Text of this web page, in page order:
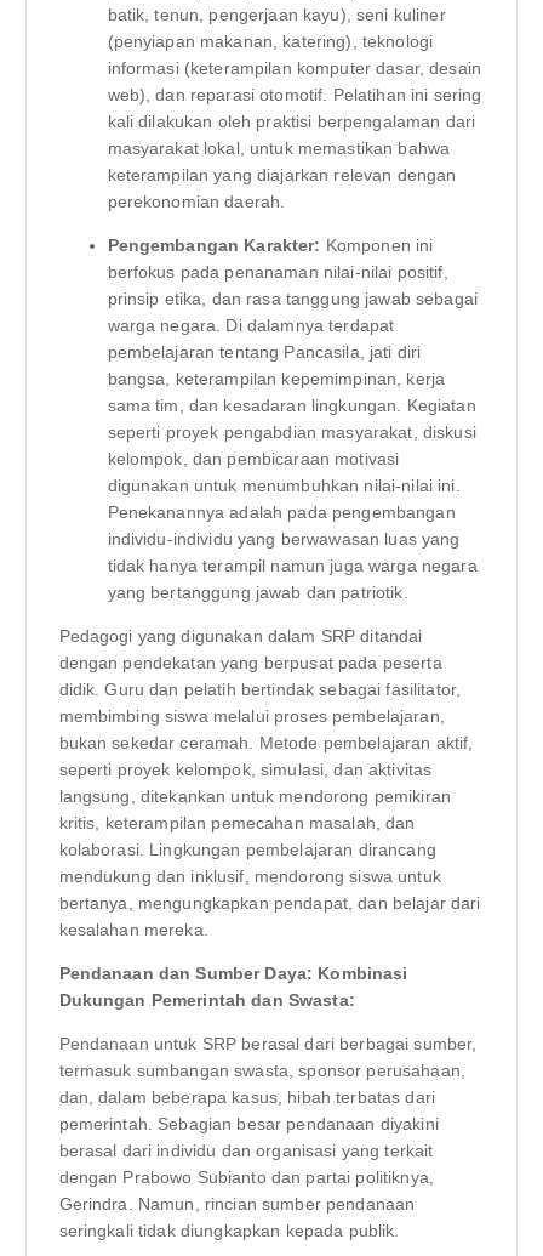
batik, tenun, pengerjaan kayu), seni kuliner
(penyiapan makanan, katering), teknologi
informasi (keterampilan komputer dasar, desain
web), dan reparasi otomotif. Pelatihan ini sering
kali dilakukan oleh praktisi berpengalaman dari
masyarakat lokal, untuk memastikan bahwa
keterampilan yang diajarkan relevan dengan
perekonomian daerah.
Pengembangan Karakter: Komponen ini
berfokus pada penanaman nilai-nilai positif,
prinsip etika, dan rasa tanggung jawab sebagai
warga negara. Di dalamnya terdapat
pembelajaran tentang Pancasila, jati diri
bangsa, keterampilan kepemimpinan, kerja
sama tim, dan kesadaran lingkungan. Kegiatan
seperti proyek pengabdian masyarakat, diskusi
kelompok, dan pembicaraan motivasi
digunakan untuk menumbuhkan nilai-nilai ini.
Penekanannya adalah pada pengembangan
individu-individu yang berwawasan luas yang
tidak hanya terampil namun juga warga negara
yang bertanggung jawab dan patriotik.
Pedagogi yang digunakan dalam SRP ditandai
dengan pendekatan yang berpusat pada peserta
didik. Guru dan pelatih bertindak sebagai fasilitator,
membimbing siswa melalui proses pembelajaran,
bukan sekedar ceramah. Metode pembelajaran aktif,
seperti proyek kelompok, simulasi, dan aktivitas
langsung, ditekankan untuk mendorong pemikiran
kritis, keterampilan pemecahan masalah, dan
kolaborasi. Lingkungan pembelajaran dirancang
mendukung dan inklusif, mendorong siswa untuk
bertanya, mengungkapkan pendapat, dan belajar dari
kesalahan mereka.
Pendanaan dan Sumber Daya: Kombinasi
Dukungan Pemerintah dan Swasta:
Pendanaan untuk SRP berasal dari berbagai sumber,
termasuk sumbangan swasta, sponsor perusahaan,
dan, dalam beberapa kasus, hibah terbatas dari
pemerintah. Sebagian besar pendanaan diyakini
berasal dari individu dan organisasi yang terkait
dengan Prabowo Subianto dan partai politiknya,
Gerindra. Namun, rincian sumber pendanaan
seringkali tidak diungkapkan kepada publik.